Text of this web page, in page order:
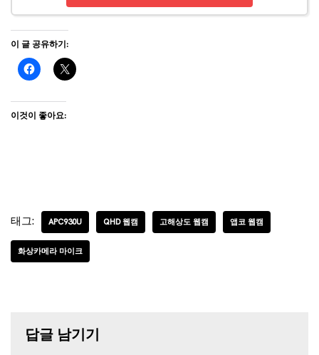
이 글 공유하기:
이것이 좋아요:
태그: APC930U QHD 웹캠 고해상도 웹캠 앱코 웹캠
화상카메라 마이크
답글 남기기